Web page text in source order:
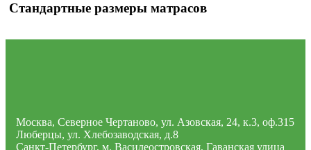
Стандартные размеры матрасов
Москва, Северное Чертаново, ул. Азовская, 24, к.3, оф.315
Люберцы, ул. Хлебозаводская, д.8
Санкт-Петербург, м. Василеостровская, Гаванская улица